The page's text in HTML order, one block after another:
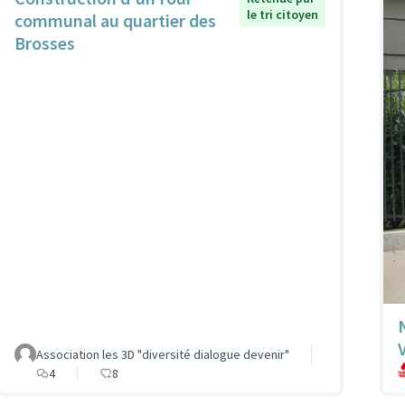
communal au quartier des
Brosses
le tri citoyen
Association les 3D "diversité dialogue devenir"
4
8